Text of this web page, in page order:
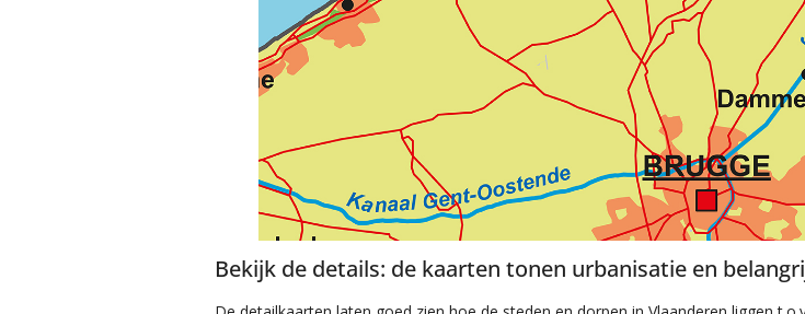
Bekijk de details: de kaarten tonen urbanisatie en